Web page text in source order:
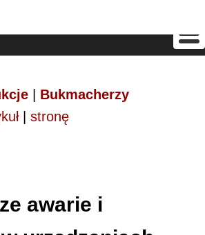
Bukmacherzy
| stronę
awarie i